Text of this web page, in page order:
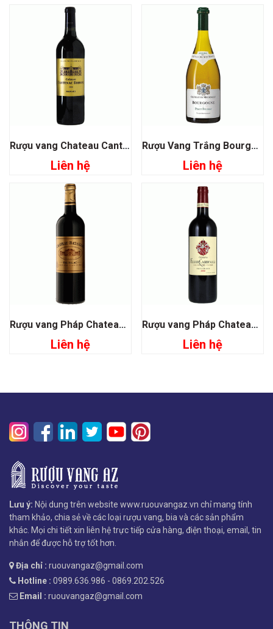
Rượu vang Chateau Cantenac Brown Grand Cru Classé 1855
Liên hệ
Rượu Vang Trắng Bourgogne Pinot Beurot
Liên hệ
Rượu vang Pháp Chateau Batailley Pauillac
Liên hệ
Rượu vang Pháp Chateau Fleur Cardinale
Liên hệ
Lưu ý: Nội dung trên website www.ruouvangaz.vn chỉ mang tính
tham khảo, chia sẻ về các loại rượu vang, bia và các sản phẩm
khác. Mọi chi tiết xin liên hệ trực tiếp cửa hàng, điện thoại, email, tin
nhắn để được hỗ trợ tốt hơn.
Địa chỉ : ruouvangaz@gmail.com
Hotline : 0989.636.986 - 0869.202.526
Email : ruouvangaz@gmail.com
THÔNG TIN